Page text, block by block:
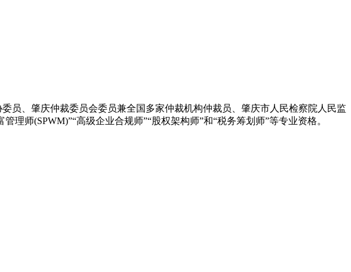
、肇庆仲裁委员会委员兼全国多家仲裁机构仲裁员、肇庆市人民检察院人民监
师(SPWM)”“高级企业合规师”“股权架构师”和“税务筹划师”等专业资格。